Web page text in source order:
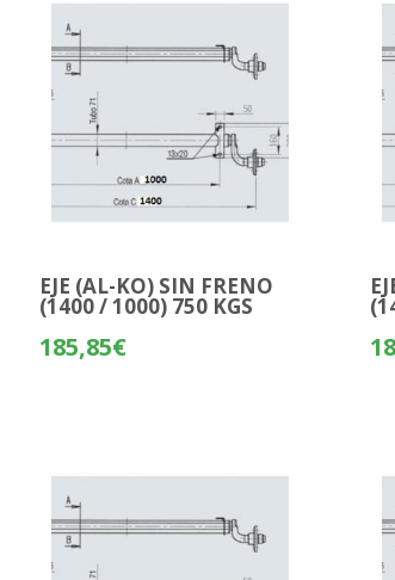
EJE (AL-KO) SIN FRENO
(1400 / 1000) 750 KGS
185,85€